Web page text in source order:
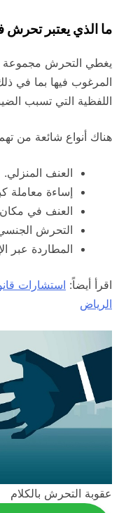
ما الذي يعتبر تحرش
يغطي التحرش مجموعة
المرغوب فيها بما في
اللفظية التي تسبب
هناك أنواع شائعة من
العنف المنزلي.
إساءة معاملة
العنف في
التحرش
المطاردة عبر
اقرأ أيضاً: استشارات
الرياض
عقوبة التحرش بالكلام